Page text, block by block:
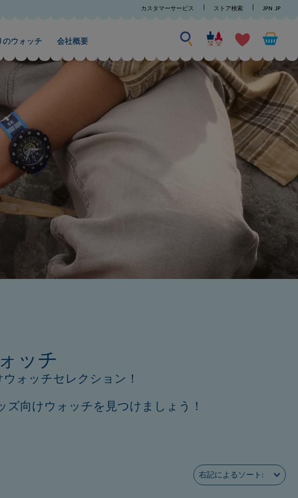
カスタマーサービス ストア検索 JPN JP
のウォッチ 会社概要
何
か
を
す
ッチ
ォッチセレクション！
向けウォッチを見つけましょう！
右記によるソート